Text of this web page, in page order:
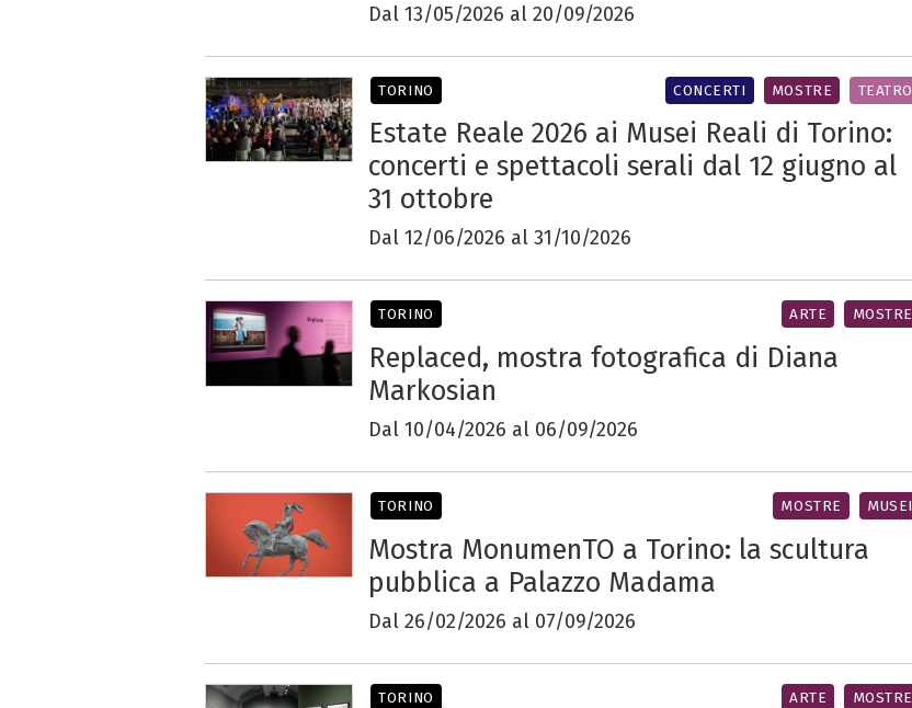
Dal 13/05/2026 al 20/09/2026
Estate Reale 2026 ai Musei Reali di Torino:
concerti e spettacoli serali dal 12 giugno al
31 ottobre
Dal 12/06/2026 al 31/10/2026
TORINO CONCERTI MOSTRE TEATRO
Replaced, mostra fotografica di Diana
Markosian
Dal 10/04/2026 al 06/09/2026
TORINO ARTE MOSTRE
Mostra MonumenTO a Torino: la scultura
pubblica a Palazzo Madama
Dal 26/02/2026 al 07/09/2026
TORINO MOSTRE MUSEI
TORINO ARTE MOSTRE